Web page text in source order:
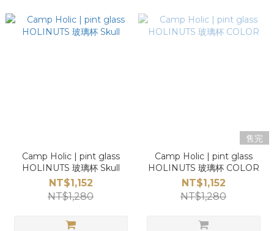
Camp Holic | pint glass
HOLINUTS 玻璃杯 Skull
NT$1,152
NT$1,280
售完
Camp Holic | pint glass
HOLINUTS 玻璃杯 COLOR
NT$1,152
NT$1,280